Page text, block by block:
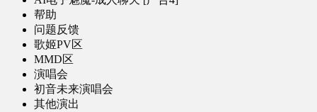
帮助
问题反馈
歌姬PV区
MMD区
演唱会
初音未来演唱会
其他演出